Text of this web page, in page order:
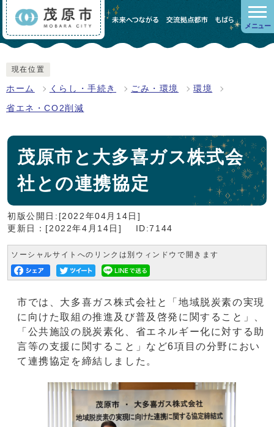
メニュー
現在位置
ホーム くらし・手続き ごみ・環境 環境
省エネ・CO2削減
茂原市と大多喜ガス株式会
社との連携協定
初版公開日:[2022年04月14日]
更新日：[2022年4月14日]
ID:7144
ソーシャルサイトへのリンクは別ウィンドウで開きます
市では、大多喜ガス株式会社と「地域脱炭素の実現
に向けた取組の推進及び普及啓発に関すること」、
「公共施設の脱炭素化、省エネルギー化に対する助
言等の支援に関すること」など6項目の分野におい
て連携協定を締結しました。